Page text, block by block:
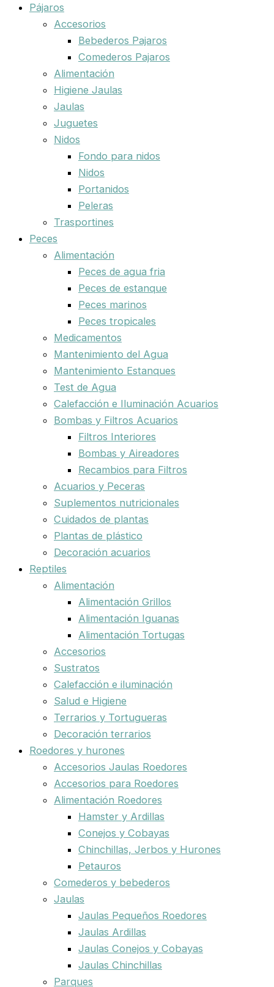
Pájaros
Accesorios
Bebederos Pajaros
Comederos Pajaros
Alimentación
Higiene Jaulas
Jaulas
Juguetes
Nidos
Fondo para nidos
Nidos
Portanidos
Peleras
Trasportines
Peces
Alimentación
Peces de agua fria
Peces de estanque
Peces marinos
Peces tropicales
Medicamentos
Mantenimiento del Agua
Mantenimiento Estanques
Test de Agua
Calefacción e Iluminación Acuarios
Bombas y Filtros Acuarios
Filtros Interiores
Bombas y Aireadores
Recambios para Filtros
Acuarios y Peceras
Suplementos nutricionales
Cuidados de plantas
Plantas de plástico
Decoración acuarios
Reptiles
Alimentación
Alimentación Grillos
Alimentación Iguanas
Alimentación Tortugas
Accesorios
Sustratos
Calefacción e iluminación
Salud e Higiene
Terrarios y Tortugueras
Decoración terrarios
Roedores y hurones
Accesorios Jaulas Roedores
Accesorios para Roedores
Alimentación Roedores
Hamster y Ardillas
Conejos y Cobayas
Chinchillas, Jerbos y Hurones
Petauros
Comederos y bebederos
Jaulas
Jaulas Pequeños Roedores
Jaulas Ardillas
Jaulas Conejos y Cobayas
Jaulas Chinchillas
Parques